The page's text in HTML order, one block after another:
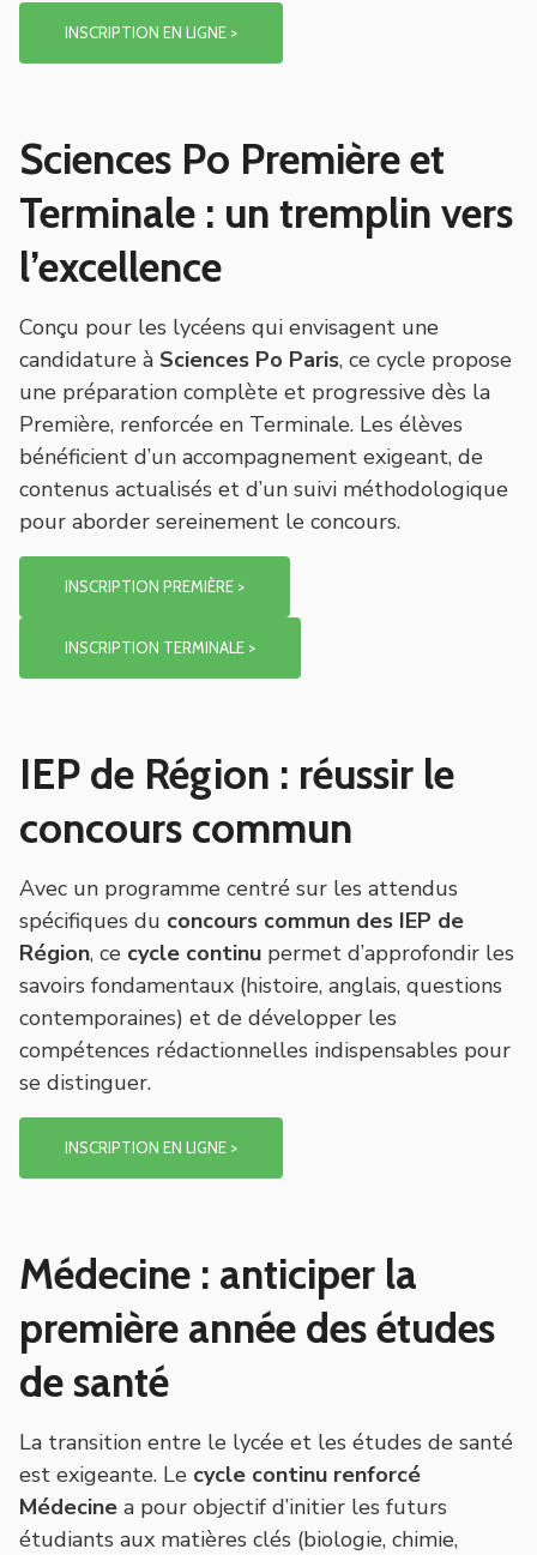
INSCRIPTION EN LIGNE >
Sciences Po Première et
Terminale : un tremplin vers
l’excellence
Conçu pour les lycéens qui envisagent une
candidature à Sciences Po Paris, ce cycle propose
une préparation complète et progressive dès la
Première, renforcée en Terminale. Les élèves
bénéficient d’un accompagnement exigeant, de
contenus actualisés et d’un suivi méthodologique
pour aborder sereinement le concours.
INSCRIPTION PREMIÈRE >
INSCRIPTION TERMINALE >
IEP de Région : réussir le
concours commun
Avec un programme centré sur les attendus
spécifiques du concours commun des IEP de
Région, ce cycle continu permet d’approfondir les
savoirs fondamentaux (histoire, anglais, questions
contemporaines) et de développer les
compétences rédactionnelles indispensables pour
se distinguer.
INSCRIPTION EN LIGNE >
Médecine : anticiper la
première année des études
de santé
La transition entre le lycée et les études de santé
est exigeante. Le cycle continu renforcé
Médecine a pour objectif d’initier les futurs
étudiants aux matières clés (biologie, chimie,